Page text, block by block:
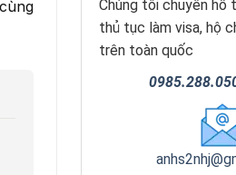
Chúng tôi chuyên hỗ
thủ tục làm visa, hộ
trên toàn quốc